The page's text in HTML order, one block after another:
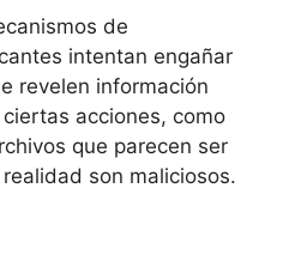
de
intentan engañar
revelen información
acciones, como
que parecen ser
son maliciosos.